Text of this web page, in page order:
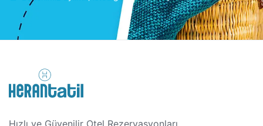
Hızlı ve Güvenilir Otel Rezervasyonları